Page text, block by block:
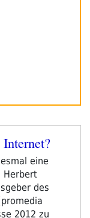
eine
Herbert
des
2012 zu